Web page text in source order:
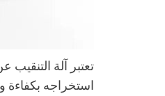
تعتبر آلة
استخراجه بكفاءة